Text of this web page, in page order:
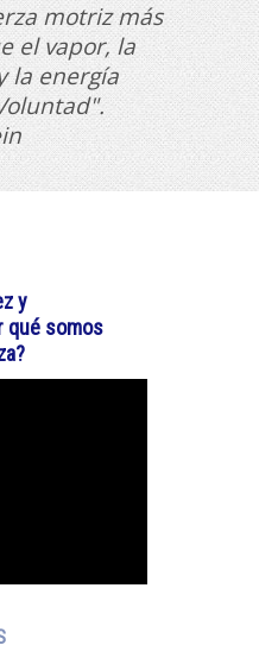
motriz más
el vapor, la
la energía
y
qué somos